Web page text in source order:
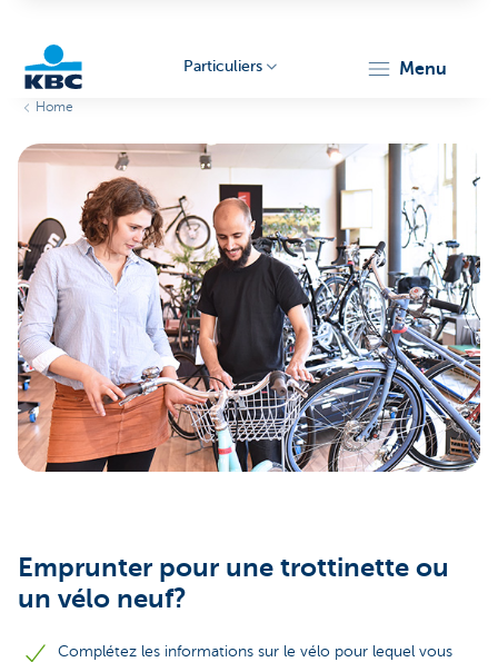
Particuliers menu
Home
Emprunter pour une trottinette ou
un vélo neuf?
Complétez les informations sur le vélo pour lequel vous